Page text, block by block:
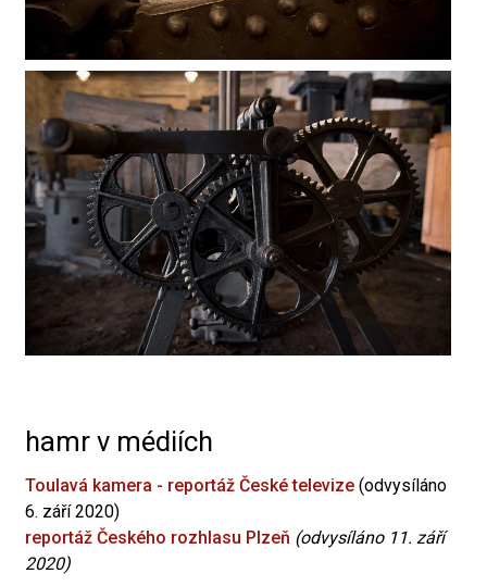
hamr v médiích
Toulavá kamera - reportáž České televize (odvysíláno
6. září 2020)
reportáž Českého rozhlasu Plzeň (odvysíláno 11. září
2020)